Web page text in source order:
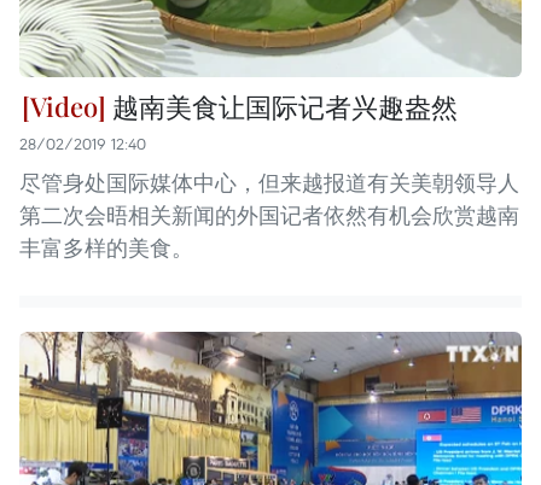
越南美食让国际记者兴趣盎然
28/02/2019 12:40
尽管身处国际媒体中心，但来越报道有关美朝领导人
第二次会晤相关新闻的外国记者依然有机会欣赏越南
丰富多样的美食。